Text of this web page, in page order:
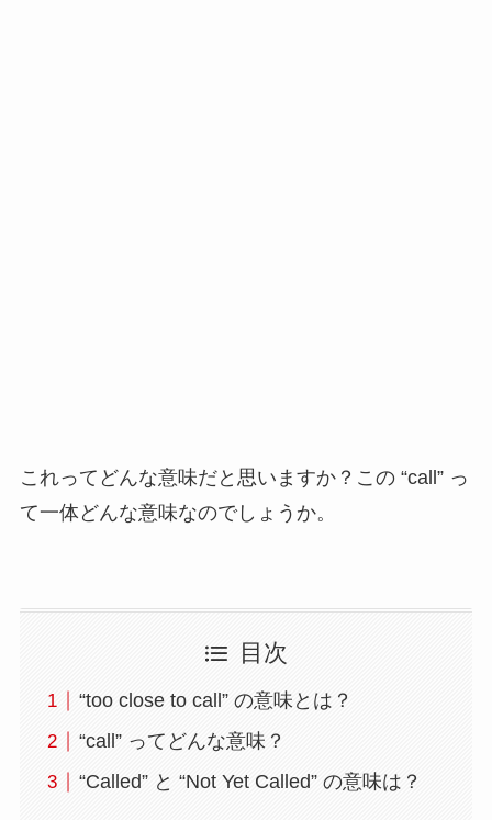
これってどんな意味だと思いますか？この “call” っ
て一体どんな意味なのでしょうか。
目次
“too close to call” の意味とは？
“call” ってどんな意味？
“Called” と “Not Yet Called” の意味は？